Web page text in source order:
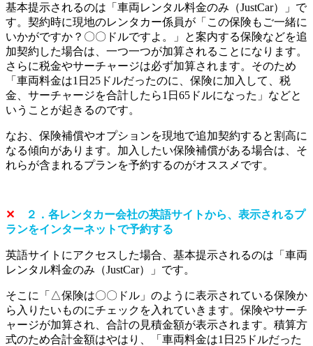
基本提示されるのは「車両レンタル料金のみ（JustCar）」で
す。契約時に現地のレンタカー係員が「この保険もご一緒に
いかがですか？〇〇ドルですよ。」と案内する保険などを追
加契約した場合は、一つ一つが加算されることになります。
さらに税金やサーチャージは必ず加算されます。そのため
「車両料金は1日25ドルだったのに、保険に加入して、税
金、サーチャージを合計したら1日65ドルになった」などと
いうことが起きるのです。
なお、保険補償やオプションを現地で追加契約すると割高に
なる傾向があります。加入したい保険補償がある場合は、そ
れらが含まれるプランを予約するのがオススメです。
✕ ２．各レンタカー会社の英語サイトから、表示されるプ
ランをインターネットで予約する
英語サイトにアクセスした場合、基本提示されるのは「車両
レンタル料金のみ（JustCar）」です。
そこに「△保険は〇〇ドル」のように表示されている保険か
ら入りたいものにチェックを入れていきます。保険やサーチ
ャージが加算され、合計の見積金額が表示されます。積算方
式のため合計金額はやはり、「車両料金は1日25ドルだった